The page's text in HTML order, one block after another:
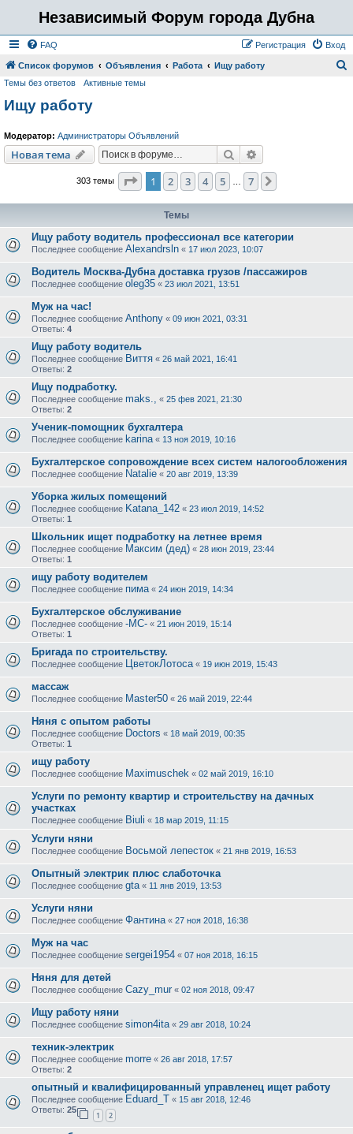
Независимый Форум города Дубна
FAQ Вход
Регистрация
Список форумов Объявления Работа Ищу работу
Темы без ответов Активные темы
Ищу работу
Модератор: Администраторы Объявлений
Новая тема Поиск
303 темы Страница из
1 2 3 4 5 7
Темы
Ищу работу водитель профессионал все категории
Последнее сообщение Alexandrsln « 17 июл 2023, 10:07
Водитель Москва-Дубна доставка грузов /пассажиров
Последнее сообщение oleg35 « 23 июл 2021, 13:51
Муж на час!
Последнее сообщение Anthony « 09 июн 2021, 03:31
Ответы: 4
Ищу работу водитель
Последнее сообщение Виття « 26 май 2021, 16:41
Ответы: 2
Ищу подработку.
Последнее сообщение maks., « 25 фев 2021, 21:30
Ответы: 2
Ученик-помощник бухгалтера
Последнее сообщение karina « 13 ноя 2019, 10:16
Бухгалтерское сопровождение всех систем налогообложения
Последнее сообщение Natalie « 20 авг 2019, 13:39
Уборка жилых помещений
Последнее сообщение Katana_142 « 23 июл 2019, 14:52
Ответы: 1
Школьник ищет подработку на летнее время
Последнее сообщение Максим (дед) « 28 июн 2019, 23:44
Ответы: 1
ищу работу водителем
Последнее сообщение пима « 24 июн 2019, 14:34
Бухгалтерское обслуживание
Последнее сообщение -МС- « 21 июн 2019, 15:14
Ответы: 1
Бригада по строительству.
Последнее сообщение ЦветокЛотоса « 19 июн 2019, 15:43
массаж
Последнее сообщение Master50 « 26 май 2019, 22:44
Няня с опытом работы
Последнее сообщение Doctors « 18 май 2019, 00:35
Ответы: 1
ищу работу
Последнее сообщение Maximuschek « 02 май 2019, 16:10
Услуги по ремонту квартир и строительству на дачных
участках
Последнее сообщение Biuli « 18 мар 2019, 11:15
Услуги няни
Последнее сообщение Восьмой лепесток « 21 янв 2019, 16:53
Опытный электрик плюс слаботочка
Последнее сообщение gta « 11 янв 2019, 13:53
Услуги няни
Последнее сообщение Фантина « 27 ноя 2018, 16:38
Муж на час
Последнее сообщение sergei1954 « 07 ноя 2018, 16:15
Няня для детей
Последнее сообщение Cazy_mur « 02 ноя 2018, 09:47
Ищу работу няни
Последнее сообщение simon4ita « 29 авг 2018, 10:24
техник-электрик
Последнее сообщение morre « 26 авг 2018, 17:57
Ответы: 2
опытный и квалифицированный управленец ищет работу
Последнее сообщение Eduard_T « 15 авг 2018, 12:46
Ответы: 25
1 2